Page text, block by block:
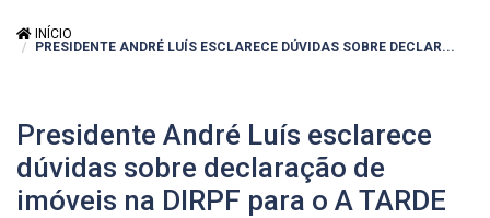
INÍCIO
PRESIDENTE ANDRÉ LUÍS ESCLARECE DÚVIDAS SOBRE DECLAR...
Presidente André Luís esclarece
dúvidas sobre declaração de
imóveis na DIRPF para o A TARDE